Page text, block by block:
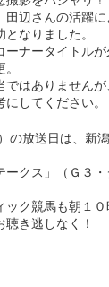
田辺さんの活躍
なりました。
ーナータイトル
ではありません
してください。
の放送日は、新
ークス」（Ｇ３
ク競馬も朝１０
き逃しなく！